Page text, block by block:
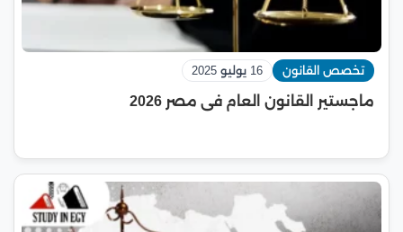
تخصص القانون 16 يوليو 2025
ماجستير القانون العام فى مصر 2026